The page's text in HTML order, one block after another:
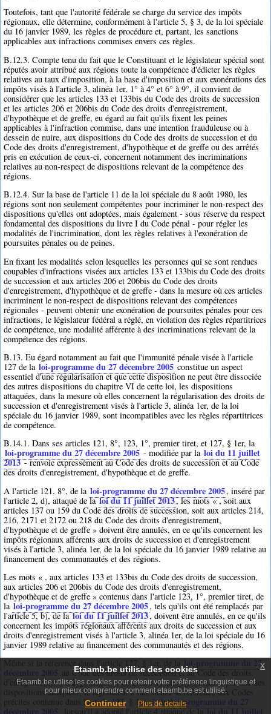
Toutefois, tant que l'autorité fédérale se charge du service des impôts
régionaux, elle détermine, conformément à l'article 5, § 3, de la loi spéciale
du 16 janvier 1989, les règles de procédure et, partant, les sanctions
applicables aux infractions commises envers ces règles.
B.12.3. Compte tenu du fait que le Constituant et le législateur spécial sont
réputés avoir attribué aux régions toute la compétence d'édicter les règles
relatives au taux d'imposition, à la base d'imposition et aux exonérations des
impôts visés à l'article 3, alinéa 1er, 1° à 4° et 6° à 9°, il convient de
considérer que les articles 133 et 133bis du Code des droits de succession
et les articles 206 et 206bis du Code des droits d'enregistrement,
d'hypothèque et de greffe, eu égard au fait qu'ils fixent les peines
applicables à l'infraction commise, dans une intention frauduleuse ou à
dessein de nuire, aux dispositions du Code des droits de succession et du
Code des droits d'enregistrement, d'hypothèque et de greffe ou des arrêtés
pris en exécution de ceux-ci, concernent notamment des incriminations
relatives au non-respect de dispositions relevant de la compétence des
régions.
B.12.4. Sur la base de l'article 11 de la loi spéciale du 8 août 1980, les
régions sont non seulement compétentes pour incriminer le non-respect des
dispositions qu'elles ont adoptées, mais également - sous réserve du respect
fondamental des dispositions du livre I du Code pénal - pour régler les
modalités de l'incrimination, dont les règles relatives à l'exonération de
poursuites pénales ou de peines.
En fixant les modalités selon lesquelles les personnes qui se sont rendues
coupables d'infractions visées aux articles 133 et 133bis du Code des droits
de succession et aux articles 206 et 206bis du Code des droits
d'enregistrement, d'hypothèque et de greffe - dans la mesure où ces articles
incriminent le non-respect de dispositions relevant des compétences
régionales - peuvent obtenir une exonération de poursuites pénales pour ces
infractions, le législateur fédéral a réglé, en violation des règles répartitrices
de compétence, une modalité afférente à des incriminations relevant de la
compétence des régions.
B.13. Eu égard notamment au fait que l'immunité pénale visée à l'article
127 de la loi-programme du 27 décembre 2005 constitue un aspect
essentiel d'une régularisation et que cette disposition ne peut être dissociée
des autres dispositions du chapitre VI de cette loi, les dispositions
attaquées, dans la mesure où elles concernent la régularisation des droits de
succession et d'enregistrement visés à l'article 3, alinéa 1er, de la loi
spéciale du 16 janvier 1989, sont incompatibles avec les règles répartitrices
de compétence.
B.14.1. Dans ses articles 121, 8°, 123, 1°, premier tiret, et 127, § 1er, la
loi-programme du 27 décembre 2005 - modifiée par la loi du 11 juillet
2013- renvoie expressément au Code des droits de succession et au Code
des droits d'enregistrement, d'hypothèque et de greffe.
A l'article 121, 8°, de la loi-programme du 27 décembre 2005, inséré par
l'article 2, d), attaqué de laloi du 11 juillet 2013, les mots « , soit aux
articles 137 ou 159 du Code des droits de succession, soit aux articles 214,
216, 2171 et 2172 ou 218 du Code des droits d'enregistrement,
d'hypothèque et de greffe » doivent être annulés, en ce qu'ils concernent les
impôts régionaux afférents aux droits de succession et d'enregistrement
visés à l'article 3, alinéa 1er, de la loi spéciale du 16 janvier 1989 relative au
financement des communautés et des régions.
Les mots « , aux articles 133 et 133bis du Code des droits de succession,
aux articles 206 et 206bis du Code des droits d'enregistrement,
d'hypothèque et de greffe » contenus dans l'article 123, 1°, premier tiret, de
la loi-programme du 27 décembre 2005, tels qu'ils ont été remplacés par
l'article 5, b), de laloi du 11 juillet 2013, doivent être annulés, en ce qu'ils
concernent les impôts régionaux afférents aux droits de succession et aux
droits d'enregistrement visés à l'article 3, alinéa 1er, de la loi spéciale du 16
janvier 1989 relative au financement des communautés et des régions.
Même si la référence dans l'article 127, § 1er, de la loi-programme du 27
au Code des droits de succession et au Code des droits
d'enregistrement, d'hypothèque et de greffe n'a pas été instaurée par une des
dispositions attaquées, le législateur a fait sienne la référence aux Codes
précités contenue dans l'article 127, § 1er, de laloi-programme du 27
, lorsqu'il a adopté l'article 4 attaqué de la
Etaamb.be utilise des cookies
Etaamb.be utilise les cookies pour retenir votre préférence linguistique et
pour mieux comprendre comment etaamb.be est utilisé.
Continuer Plus de details
x